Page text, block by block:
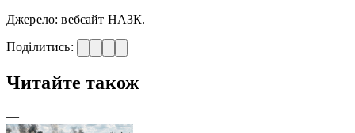
Джерело: вебсайт НАЗК.
Поділитись:
Читайте також
—